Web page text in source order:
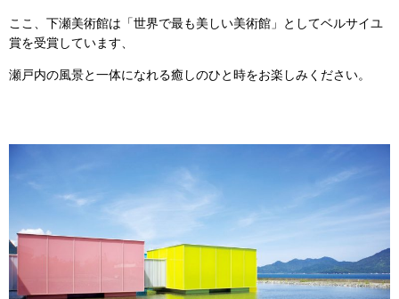
ここ、下瀬美術館は「世界で最も美しい美術館」としてベルサイユ
賞を受賞しています、
瀬戸内の風景と一体になれる癒しのひと時をお楽しみください。